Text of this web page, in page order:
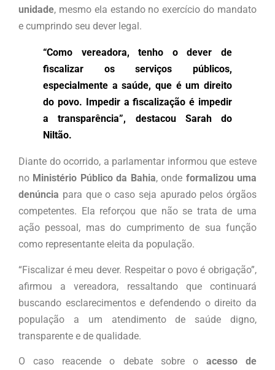
unidade, mesmo ela estando no exercício do mandato
e cumprindo seu dever legal.
“Como vereadora, tenho o dever de
fiscalizar os serviços públicos,
especialmente a saúde, que é um direito
do povo. Impedir a fiscalização é impedir
a transparência”, destacou Sarah do
Niltão.
Diante do ocorrido, a parlamentar informou que esteve
no Ministério Público da Bahia, onde formalizou uma
denúncia para que o caso seja apurado pelos órgãos
competentes. Ela reforçou que não se trata de uma
ação pessoal, mas do cumprimento de sua função
como representante eleita da população.
“Fiscalizar é meu dever. Respeitar o povo é obrigação”,
afirmou a vereadora, ressaltando que continuará
buscando esclarecimentos e defendendo o direito da
população a um atendimento de saúde digno,
transparente e de qualidade.
O caso reacende o debate sobre o acesso de